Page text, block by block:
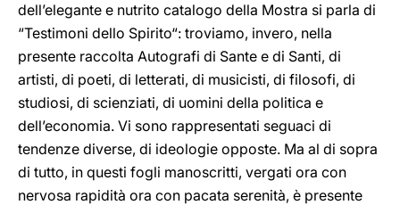
dell’elegante e nutrito catalogo della Mostra si parla di
“Testimoni dello Spirito“: troviamo, invero, nella
presente raccolta Autografi di Sante e di Santi, di
artisti, di poeti, di letterati, di musicisti, di filosofi, di
studiosi, di scienziati, di uomini della politica e
dell’economia. Vi sono rappresentati seguaci di
tendenze diverse, di ideologie opposte. Ma al di sopra
di tutto, in questi fogli manoscritti, vergati ora con
nervosa rapidità ora con pacata serenità, è presente